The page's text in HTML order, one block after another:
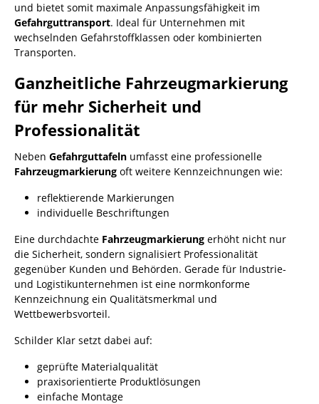
und bietet somit maximale Anpassungsfähigkeit im
Gefahrguttransport. Ideal für Unternehmen mit
wechselnden Gefahrstoffklassen oder kombinierten
Transporten.
Ganzheitliche Fahrzeugmarkierung
für mehr Sicherheit und
Professionalität
Neben Gefahrguttafeln umfasst eine professionelle
Fahrzeugmarkierung oft weitere Kennzeichnungen wie:
reflektierende Markierungen
individuelle Beschriftungen
Eine durchdachte Fahrzeugmarkierung erhöht nicht nur
die Sicherheit, sondern signalisiert Professionalität
gegenüber Kunden und Behörden. Gerade für Industrie-
und Logistikunternehmen ist eine normkonforme
Kennzeichnung ein Qualitätsmerkmal und
Wettbewerbsvorteil.
Schilder Klar setzt dabei auf:
geprüfte Materialqualität
praxisorientierte Produktlösungen
einfache Montage